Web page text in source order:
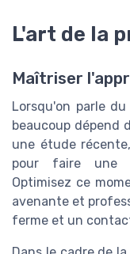
L'art de la
Maîtriser
Lorsqu'on parle
beaucoup dépend
une étude
pour faire une
Optimisez ce
avenante et
ferme et un